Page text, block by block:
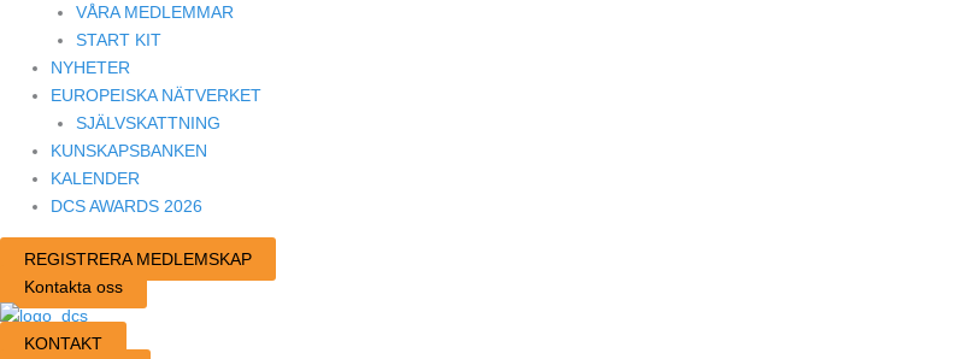
VÅRA MEDLEMMAR
START KIT
NYHETER
EUROPEISKA NÄTVERKET
SJÄLVSKATTNING
KUNSKAPSBANKEN
KALENDER
DCS AWARDS 2026
REGISTRERA MEDLEMSKAP
Kontakta oss
KONTAKT